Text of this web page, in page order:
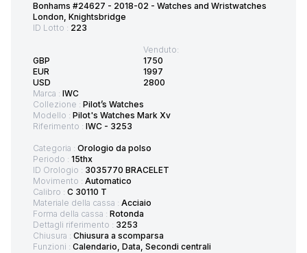
Bonhams #24627 - 2018-02 - Watches and Wristwatches
London, Knightsbridge
ID Lotto : 223
GBP
EUR
USD
Venduto:
1750
1997
2800
Marca : IWC
Collezione : Pilot’s Watches
Modello : Pilot's Watches Mark Xv
Riferimento : IWC - 3253
Categoria : Orologio da polso
Periodo : 15thx
ID Orologio : 3035770 BRACELET
Movimento : Automatico
Calibro : C 30110 T
Materiale della cassa : Acciaio
Forma della cassa : Rotonda
Dettagli riferimento : 3253
Chiusura : Chiusura a scomparsa
Funzioni : Calendario, Data, Secondi centrali